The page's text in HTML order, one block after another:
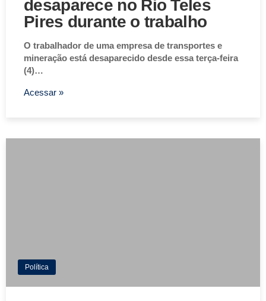
desaparece no Rio Teles
Pires durante o trabalho
O trabalhador de uma empresa de transportes e
mineração está desaparecido desde essa terça-feira
(4)…
Acessar »
Política